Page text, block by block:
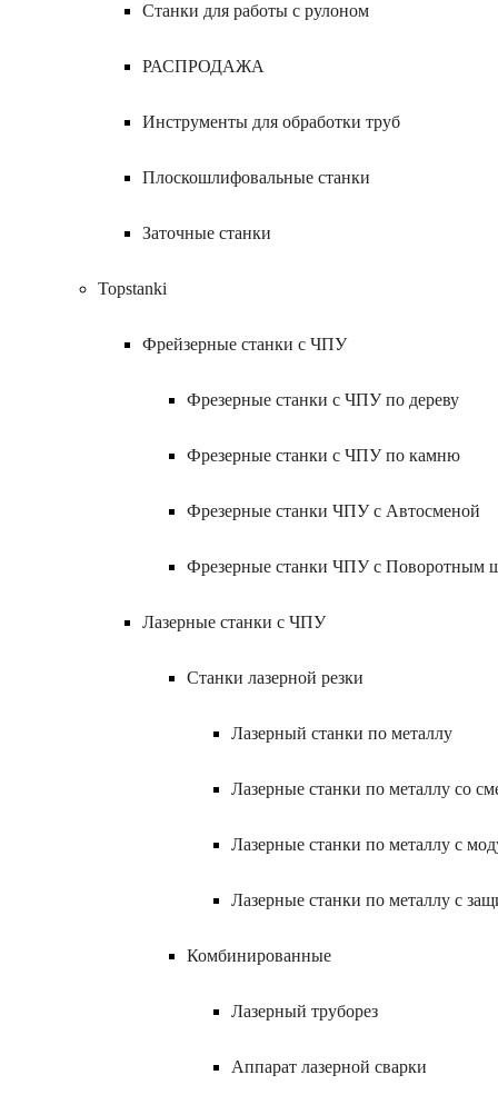
Станки для работы с рулоном
РАСПРОДАЖА
Инструменты для обработки труб
Плоскошлифовальные станки
Заточные станки
Topstanki
Фрейзерные станки с ЧПУ
Фрезерные станки с ЧПУ по дереву
Фрезерные станки с ЧПУ по камню
Фрезерные станки ЧПУ с Автосменой
Фрезерные станки ЧПУ с Поворотным
Лазерные станки с ЧПУ
Станки лазерной резки
Лазерный станки по металлу
Лазерные станки по металлу со
Лазерные станки по металлу с
Лазерные станки по металлу с
Комбинированные
Лазерный труборез
Аппарат лазерной сварки